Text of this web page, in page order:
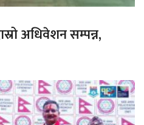
अधिवेशन सम्पन्न,